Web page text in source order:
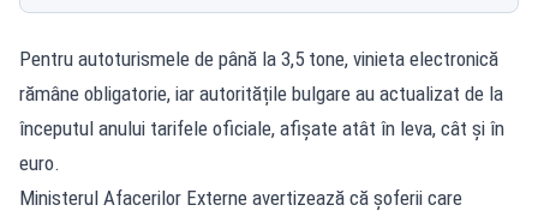
Pentru autoturismele de până la 3,5 tone, vinieta electronică
rămâne obligatorie, iar autoritățile bulgare au actualizat de la
începutul anului tarifele oficiale, afișate atât în leva, cât și în
euro.
Ministerul Afacerilor Externe avertizează că șoferii care